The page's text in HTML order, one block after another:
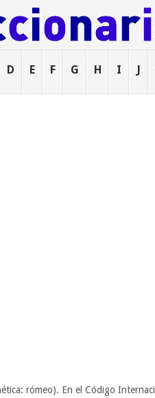
D E F G H I J
rómeo). En el Código